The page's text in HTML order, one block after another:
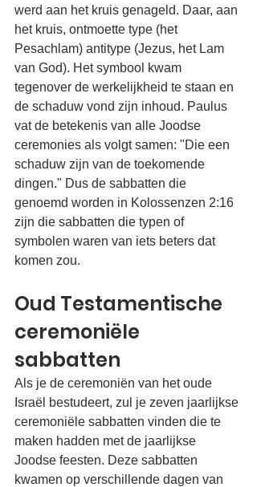
werd aan het kruis genageld. Daar, aan
het kruis, ontmoette type (het
Pesachlam) antitype (Jezus, het Lam
van God). Het symbool kwam
tegenover de werkelijkheid te staan en
de schaduw vond zijn inhoud. Paulus
vat de betekenis van alle Joodse
ceremonies als volgt samen: "Die een
schaduw zijn van de toekomende
dingen." Dus de sabbatten die
genoemd worden in Kolossenzen 2:16
zijn die sabbatten die typen of
symbolen waren van iets beters dat
komen zou.
Oud Testamentische
ceremoniële
sabbatten
Als je de ceremoniën van het oude
Israël bestudeert, zul je zeven jaarlijkse
ceremoniële sabbatten vinden die te
maken hadden met de jaarlijkse
Joodse feesten. Deze sabbatten
kwamen op verschillende dagen van